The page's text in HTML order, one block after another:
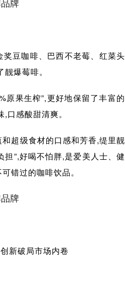
豆咖啡、巴西不老莓、红菜头
爆莓啡。
原果生榨”,更好地保留了丰富的
口感酸甜清爽。
超级食材的口感和芳香,缇里靓
担”,好喝不怕胖,是爱美人士、健
错过的咖啡饮品。
新破局市场内卷